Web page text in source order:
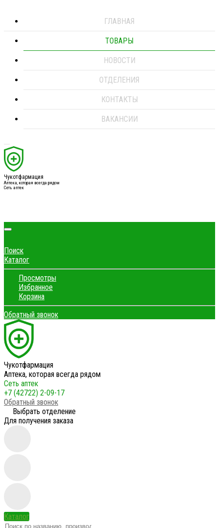
ГЛАВНАЯ
ТОВАРЫ
НОВОСТИ
ОТДЕЛЕНИЯ
КОНТАКТЫ
ВАКАНСИИ
Чукотфармация
Аптека, которая всегда рядом
Сеть аптек
Поиск
Каталог
Просмотры
Избранное
Корзина
Обратный звонок
Чукотфармация
Аптека, которая всегда рядом
Сеть аптек
+7 (42722) 2-09-17
Обратный звонок
Выбрать отделение
Для получения заказа
Каталог